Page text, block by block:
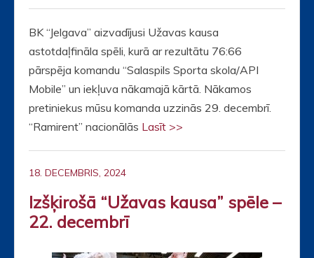
BK “Jelgava” aizvadījusi Užavas kausa
astotdaļfināla spēli, kurā ar rezultātu 76:66
pārspēja komandu “Salaspils Sporta skola/API
Mobile” un iekļuva nākamajā kārtā. Nākamos
pretiniekus mūsu komanda uzzinās 29. decembrī.
“Ramirent” nacionālās Lasīt >>
18. DECEMBRIS, 2024
Izšķirošā “Užavas kausa” spēle –
22. decembrī